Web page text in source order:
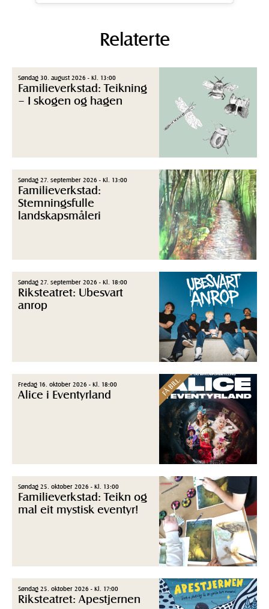
Relaterte
Søndag 30. august 2026 - Kl. 13:00
Familieverkstad: Teikning
– I skogen og hagen
Søndag 27. september 2026 - Kl. 13:00
Familieverkstad:
Stemningsfulle
landskapsmåleri
Søndag 27. september 2026 - Kl. 18:00
Riksteatret: Ubesvart
anrop
FÅ BILL.
Fredag 16. oktober 2026 - Kl. 18:00
Alice i Eventyrland
Søndag 25. oktober 2026 - Kl. 13:00
Familieverkstad: Teikn og
mal eit mystisk eventyr!
Søndag 25. oktober 2026 - Kl. 17:00
Riksteatret: Apestjernen